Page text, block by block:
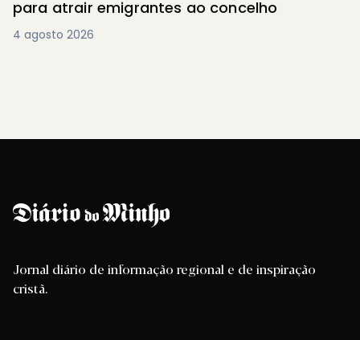
para atrair emigrantes ao concelho
4 agosto 2026
Jornal diário de informação regional e de inspiração
cristã.